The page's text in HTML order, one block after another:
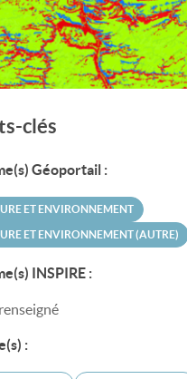
clés
Géoportail :
ET ENVIRONNEMENT
ET ENVIRONNEMENT (AUTRE)
INSPIRE :
: